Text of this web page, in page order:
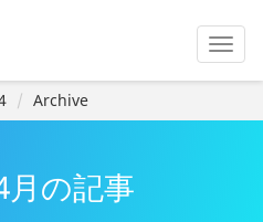
Archive
月の記事